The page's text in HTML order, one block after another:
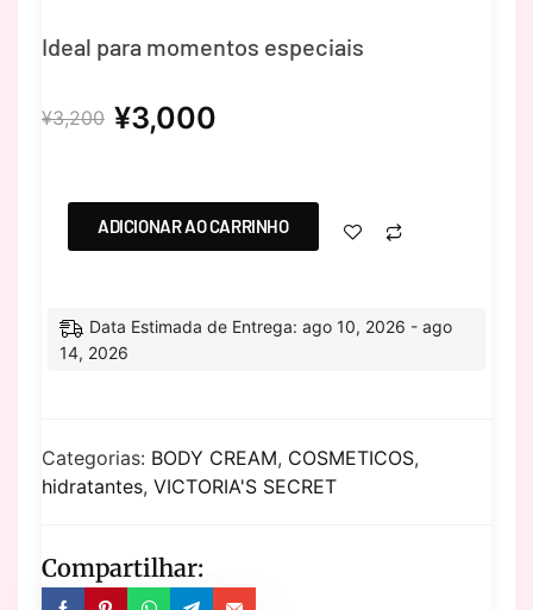
Ideal para momentos especiais
¥3,200 ¥3,000
ADICIONAR AO CARRINHO
Data Estimada de Entrega: ago 10, 2026 - ago
14, 2026
Categorias: BODY CREAM, COSMETICOS,
hidratantes, VICTORIA'S SECRET
Compartilhar: